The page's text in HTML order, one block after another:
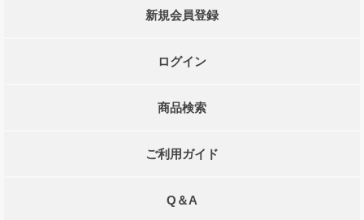
新規会員登録
ログイン
商品検索
ご利用ガイド
Q＆A